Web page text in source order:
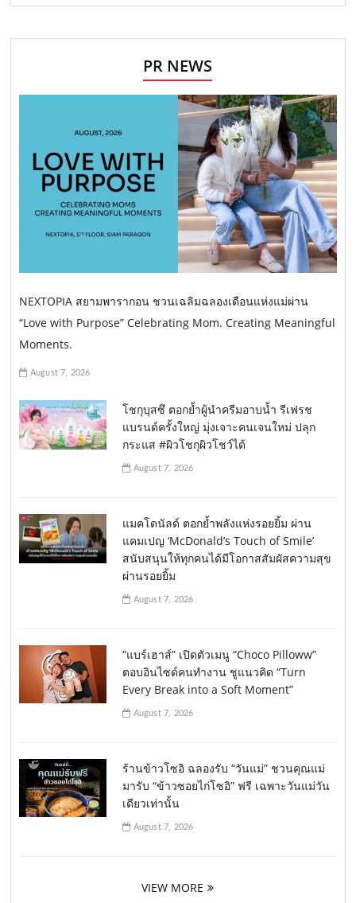
PR NEWS
NEXTOPIA สยามพารากอน ชวนเฉลิมฉลองเดือนแห่งแม่ผ่าน
“Love with Purpose” Celebrating Mom. Creating Meaningful
Moments.
August 7, 2026
โชกุบุสซึ ตอกย้ำผู้นำครีมอาบน้ำ รีเฟรช
แบรนด์ครั้งใหญ่ มุ่งเจาะคนเจนใหม่ ปลุก
กระแส #ผิวโชกุผิวโชว์ได้
August 7, 2026
แมคโดนัลด์ ตอกย้ำพลังแห่งรอยยิ้ม ผ่าน
แคมเปญ ‘McDonald’s Touch of Smile’
สนับสนุนให้ทุกคนได้มีโอกาสสัมผัสความสุข
ผ่านรอยยิ้ม
August 7, 2026
“แบร์เฮาส์” เปิดตัวเมนู “Choco Pilloww”
ตอบอินไซด์คนทำงาน ชูแนวคิด “Turn
Every Break into a Soft Moment”
August 7, 2026
ร้านข้าวโซอิ ฉลองรับ “วันแม่” ชวนคุณแม่
มารับ “ข้าวซอยไก่โซอิ” ฟรี เฉพาะวันแม่วัน
เดียวเท่านั้น
August 7, 2026
VIEW MORE